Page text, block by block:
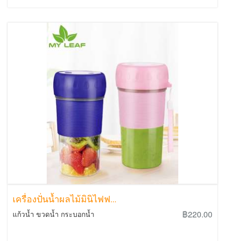
เครื่องปั่นน้ำผลไม้มินิไฟฟ...
แก้วน้ำ ขวดน้ำ กระบอกน้ำ ฿220.00